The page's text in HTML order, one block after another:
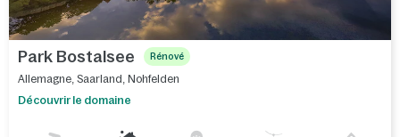
Park Bostalsee Rénové
Allemagne, Saarland, Nohfelden
Découvrir le domaine